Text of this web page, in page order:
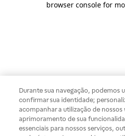
browser console for
Durante sua navegação, podemos
confirmar sua identidade;
acompanhar a utilização de nossos
aprimoramento de sua
essenciais para nossos serviços,